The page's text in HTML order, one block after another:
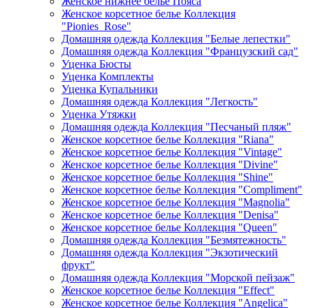
Женское корсетное белье Коллекция
"Pionies_Rose"
Домашняя одежда Коллекция "Белые лепестки"
Домашняя одежда Коллекция "Французский сад"
Уценка Бюсты
Уценка Комплекты
Уценка Купальники
Домашняя одежда Коллекция "Легкость"
Уценка Утяжки
Домашняя одежда Коллекция "Песчаный пляж"
Женское корсетное белье Коллекция "Riana"
Женское корсетное белье Коллекция "Vintage"
Женское корсетное белье Коллекция "Divine"
Женское корсетное белье Коллекция "Shine"
Женское корсетное белье Коллекция "Compliment"
Женское корсетное белье Коллекция "Magnolia"
Женское корсетное белье Коллекция "Denisa"
Женское корсетное белье Коллекция "Queen"
Домашняя одежда Коллекция "Безмятежность"
Домашняя одежда Коллекция "Экзотический
фрукт"
Домашняя одежда Коллекция "Морской пейзаж"
Женское корсетное белье Коллекция "Effect"
Женское корсетное белье Коллекция "Angelica"